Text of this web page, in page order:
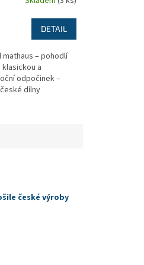
DETAIL
– pohodlí
a
odpočinek –
dílny
české výroby